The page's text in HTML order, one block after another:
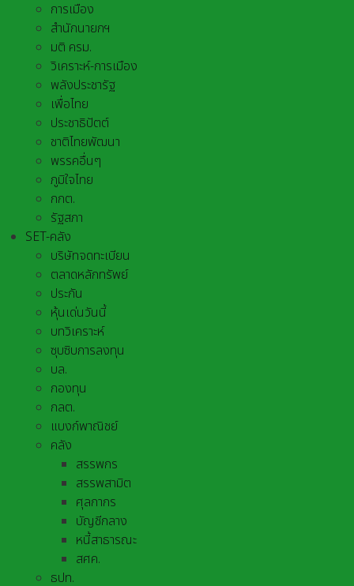
การเมือง
สำนักนายกฯ
มติ ครม.
วิเคราะห์-การเมือง
พลังประชารัฐ
เพื่อไทย
ประชาธิปัตต์
ชาติไทยพัฒนา
พรรคอื่นๆ
ภูมิใจไทย
กกต.
รัฐสภา
SET-คลัง
บริษัทจดทะเบียน
ตลาดหลักทรัพย์
ประกัน
หุ้นเด่นวันนี้
บทวิเคราะห์
ซุบซิบการลงทุน
บล.
กองทุน
กลต.
แบงก์พาณิชย์
คลัง
สรรพกร
สรรพสามิต
ศุลกากร
บัญชีกลาง
หนี้สาธารณะ
สศค.
ธปท.